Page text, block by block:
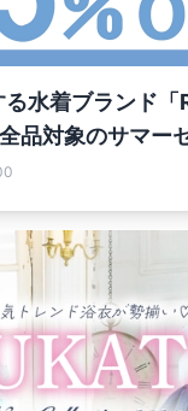
水着ブランド「
品対象のサマー
ら7月15日(火)